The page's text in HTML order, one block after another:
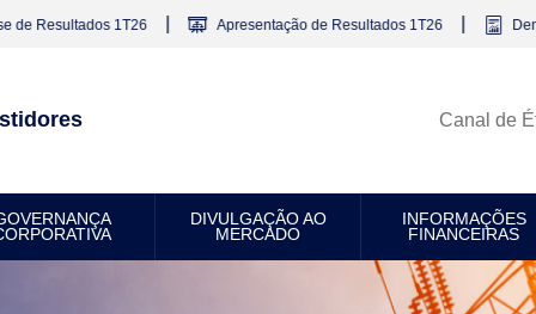
1T26 | Apresentação de Resultados 1T26 |
Canal de
DIVULGAÇÃO AO
MERCADO
INFORMAÇÕES
FINANCEIRAS